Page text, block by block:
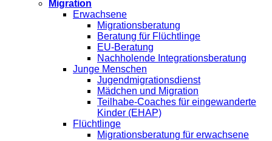
Migration
Erwachsene
Migrationsberatung
Beratung für Flüchtlinge
EU-Beratung
Nachholende Integrationsberatung
Junge Menschen
Jugendmigrationsdienst
Mädchen und Migration
Teilhabe-Coaches für eingewanderte
Kinder (EHAP)
Flüchtlinge
Migrationsberatung für erwachsene